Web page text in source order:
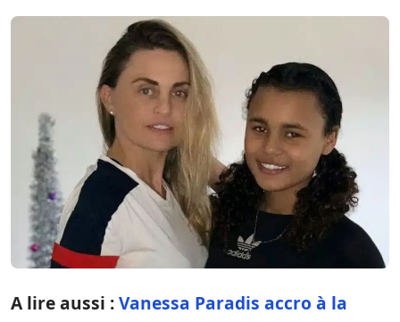
A lire aussi :Vanessa Paradis accro à la